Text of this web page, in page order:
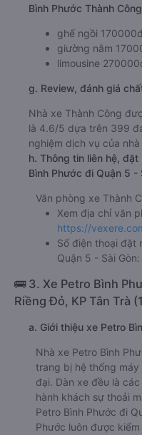
Bình Phước Thành Công
ghế ngồi
giường nằm
limousine
g. Review, đánh giá
Nhà xe Thành Công
là 4.6/5 dựa trên 399
nghiệm dịch vụ của nhà
h. Thông tin liên hệ,
Bình Phước đi Quận 5 -
Văn phòng xe Thành
Xem địa chỉ văn
https://
Số điện thoại đặt
Quận 5 - Sài Gòn:
🚌 3. Xe Petro Bình
Riềng Đỏ, KP Tân Trà
a. Giới thiệu xe Petro
Nhà xe Petro Bình
trang bị hệ thống
đại. Dàn xe đều là
hành khách sự thoải
Petro Bình Phước đi
Phước luôn được